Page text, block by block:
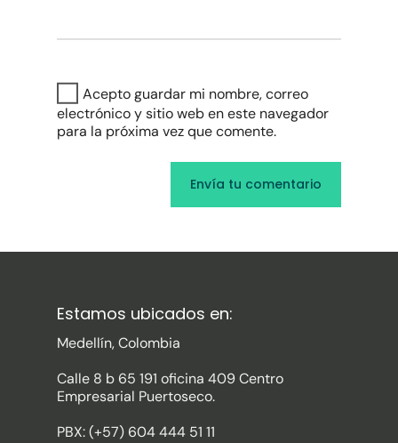
Acepto guardar mi nombre, correo
electrónico y sitio web en este navegador
para la próxima vez que comente.
Estamos ubicados en:
Medellín, Colombia
Calle 8 b 65 191 oficina 409 Centro
Empresarial Puertoseco.
PBX: (+57) 604 444 51 11